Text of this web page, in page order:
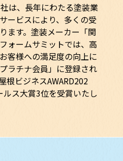
は、長年にわたる塗装業
ービスにより、多くの受
ます。塗装メーカー「関
ォームサミットでは、高
客様への満足度の向上に
ラチナ会員」に登録され
根ビジネスAWARD202
ス大賞3位を受賞いたし